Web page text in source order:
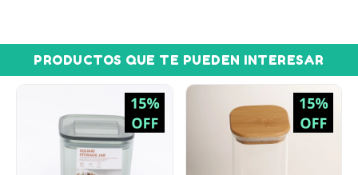
PRODUCTOS QUE TE PUEDEN INTERESAR